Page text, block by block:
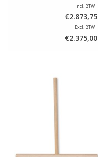
Incl. BTW
€2.873,75
Excl. BTW
€2.375,00